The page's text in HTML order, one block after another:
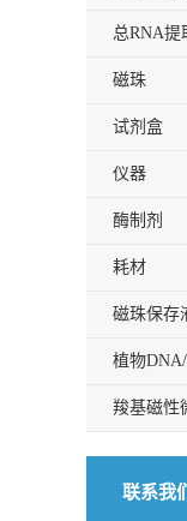
总RNA提
磁珠
试剂盒
仪器
酶制剂
耗材
磁珠保存
植物
羧基磁性
联系我们